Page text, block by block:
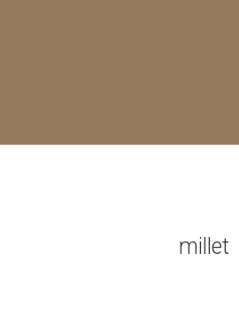
millet